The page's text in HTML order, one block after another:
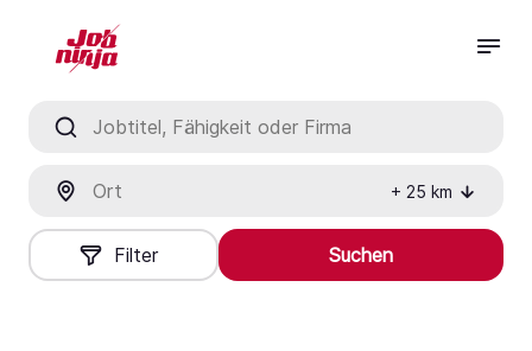
+ 25 km
Filter Suchen